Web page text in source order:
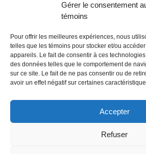
Gérer le consentement
témoins
Pour offrir les meilleures expériences, nous
telles que les témoins pour stocker et/ou
appareils. Le fait de consentir à ces
des données telles que le comportement de
sur ce site. Le fait de ne pas consentir ou de
avoir un effet négatif sur certaines
Accepter
Refuser
POLITIQUE CONFIDENTIALITÉES
Politique de témoins (CA)